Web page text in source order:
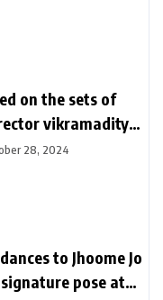
on the sets of
vikramaditya
रणवीर सिंह: सीन
28, 2024
to Jhoome Jo
pose at